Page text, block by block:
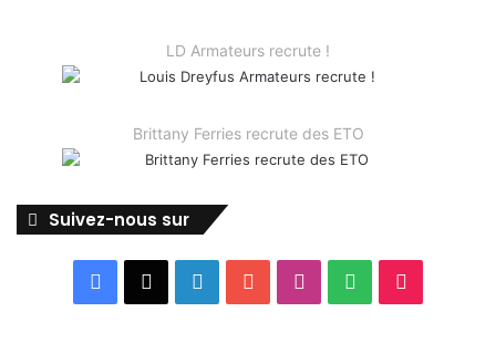
LD Armateurs recrute !
Brittany Ferries recrute des ETO
Suivez-nous sur
Facebook LinkedinYouTubeInstagram
Spotify